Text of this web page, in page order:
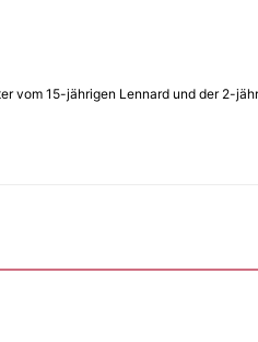
vom 15-jährigen Lennard und der 2-